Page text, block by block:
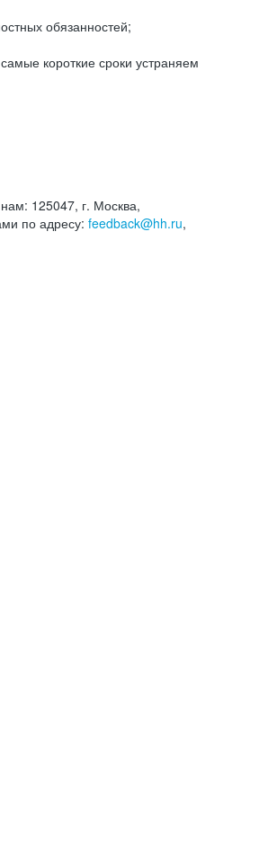
обязанностей;
короткие сроки устраняем
125047, г. Москва,
по адресу: feedback@hh.ru,